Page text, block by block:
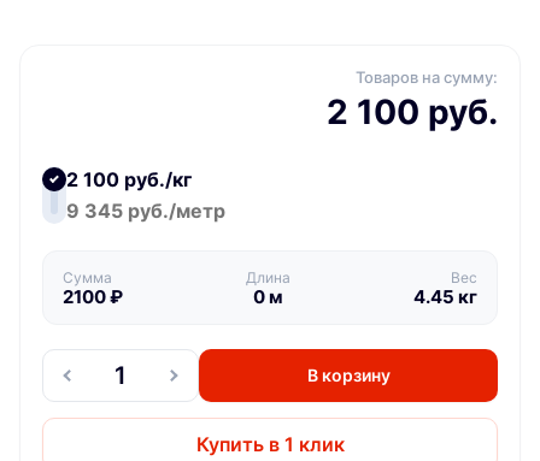
Товаров на сумму:
2 100 руб.
2 100 руб./кг
9 345 руб./метр
Сумма
2100₽
Длина
0м
Вес
4.45 кг
В корзину
Купить в 1 клик